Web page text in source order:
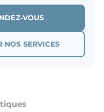
VOUS
NOS SERVICES